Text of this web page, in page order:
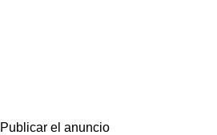
Publicar el anuncio